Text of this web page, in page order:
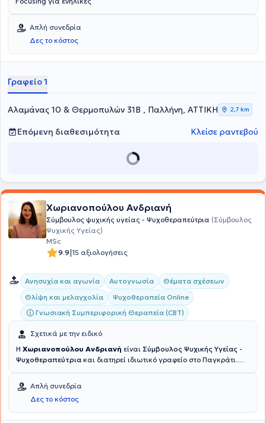
Απλή συνεδρία
Δες το κόστος
Γραφείο 1
Αλαμάνας 10 & Θερμοπυλών 31Β , Παλλήνη, ΑΤΤΙΚΗ 2,7 km
Επόμενη διαθεσιμότητα Κλείσε ραντεβού
Χωριανοπούλου Ανδριανή
Σύμβουλος ψυχικής υγείας - Ψυχοθεραπεύτρια (Σύμβουλος
Ψυχικής Υγείας)
MSc
9.9|15 αξιολογήσεις
Ανησυχία και αγωνία Αυτογνωσία
Θέματα σχέσεων
Θλίψη και μελαγχολία
Ψυχοθεραπεία Online
Γνωσιακή Συμπεριφορική Θεραπεία (CBT)
Σχετικά με την ειδικό
Η Χωριανοπούλου Ανδριανή είναι Σύμβουλος Ψυχικής Υγείας -
Ψυχοθεραπεύτρια και διατηρεί ιδιωτικό γραφείο στο Παγκράτι.
κατέχει μεταπτυχιακό τίτλο στην Συμβουλευτική και την
Ψυχοθεραπεία από το University of East London. Επιπλέον,
ειδικεύτηκε στη Γνωσιακή Ψυχοθεραπεία στο Ερευνητικό
Πανεπιστημιακό Ινστιτούτο Ψυχικής Υγείας, Νευροεπιστημών και
Απλή συνεδρία
Δες το κόστος